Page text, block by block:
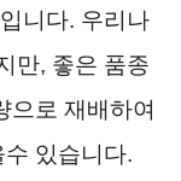
니다. 우리나
만, 좋은 품종
으로 재배하여
있습니다.